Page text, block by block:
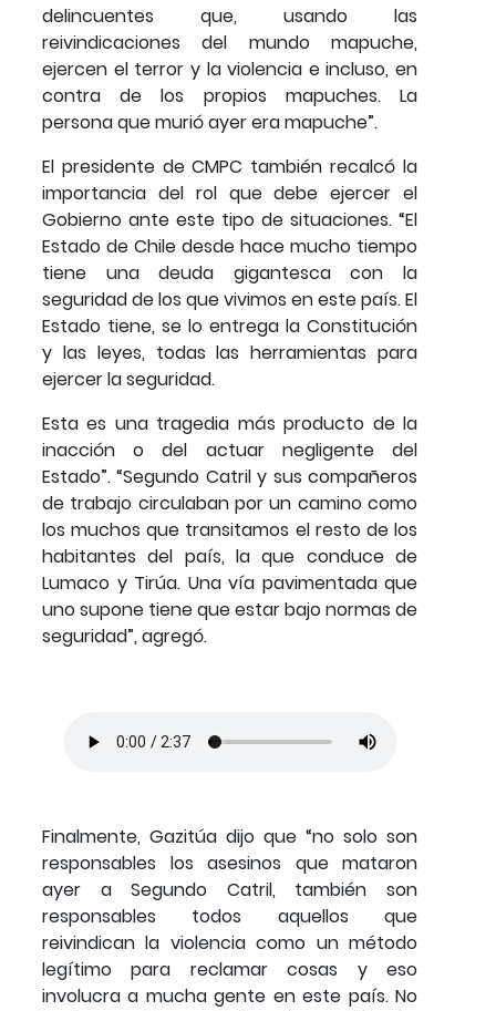
delincuentes que, usando las
reivindicaciones del mundo mapuche,
ejercen el terror y la violencia e incluso, en
contra de los propios mapuches. La
persona que murió ayer era mapuche”.
El presidente de CMPC también recalcó la
importancia del rol que debe ejercer el
Gobierno ante este tipo de situaciones. “El
Estado de Chile desde hace mucho tiempo
tiene una deuda gigantesca con la
seguridad de los que vivimos en este país. El
Estado tiene, se lo entrega la Constitución
y las leyes, todas las herramientas para
ejercer la seguridad.
Esta es una tragedia más producto de la
inacción o del actuar negligente del
Estado”. “Segundo Catril y sus compañeros
de trabajo circulaban por un camino como
los muchos que transitamos el resto de los
habitantes del país, la que conduce de
Lumaco y Tirúa. Una vía pavimentada que
uno supone tiene que estar bajo normas de
seguridad”, agregó.
Finalmente, Gazitúa dijo que “no solo son
responsables los asesinos que mataron
ayer a Segundo Catril, también son
responsables todos aquellos que
reivindican la violencia como un método
legítimo para reclamar cosas y eso
involucra a mucha gente en este país. No